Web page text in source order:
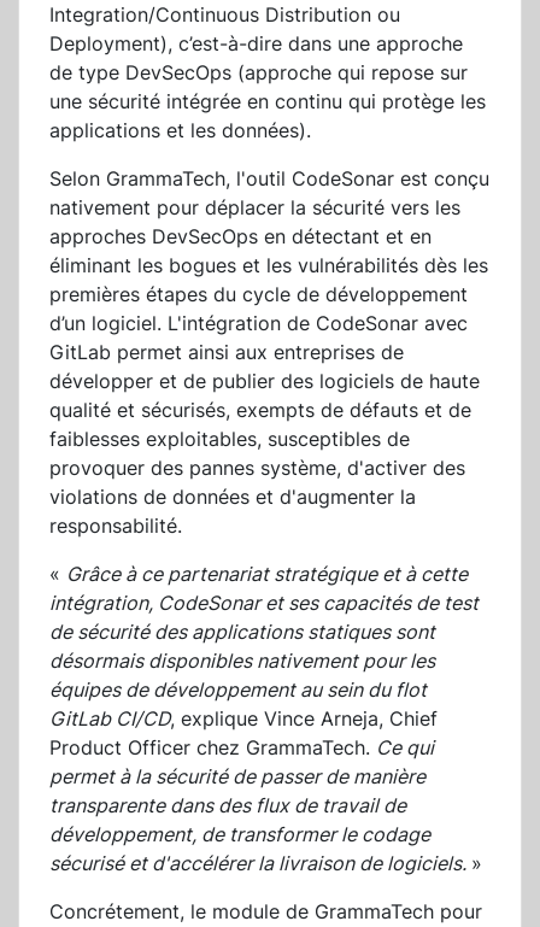
Integration/Continuous Distribution ou
Deployment), c’est-à-dire dans une approche
de type DevSecOps (approche qui repose sur
une sécurité intégrée en continu qui protège les
applications et les données).
Selon GrammaTech, l'outil CodeSonar est conçu
nativement pour déplacer la sécurité vers les
approches DevSecOps en détectant et en
éliminant les bogues et les vulnérabilités dès les
premières étapes du cycle de développement
d’un logiciel. L'intégration de CodeSonar avec
GitLab permet ainsi aux entreprises de
développer et de publier des logiciels de haute
qualité et sécurisés, exempts de défauts et de
faiblesses exploitables, susceptibles de
provoquer des pannes système, d'activer des
violations de données et d'augmenter la
responsabilité.
« Grâce à ce partenariat stratégique et à cette
intégration, CodeSonar et ses capacités de test
de sécurité des applications statiques sont
désormais disponibles nativement pour les
équipes de développement au sein du flot
GitLab CI/CD, explique Vince Arneja, Chief
Product Officer chez GrammaTech. Ce qui
permet à la sécurité de passer de manière
transparente dans des flux de travail de
développement, de transformer le codage
sécurisé et d'accélérer la livraison de logiciels. »
Concrétement, le module de GrammaTech pour